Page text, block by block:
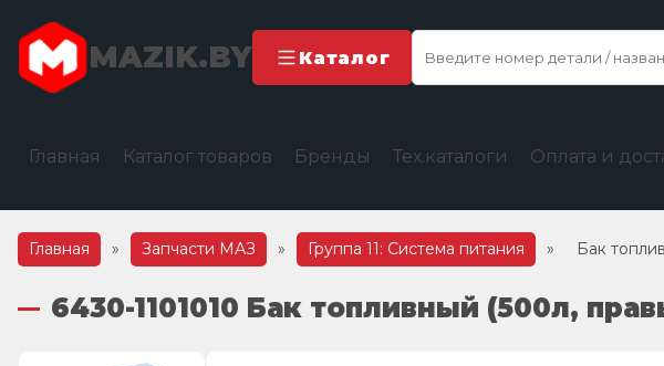
MAZIK.BY Каталог
Главная Каталог товаров Бренды Тех.каталоги Оплата и
Главная » Запчасти МАЗ » Группа 11: Система питания » Бак
6430-1101010 Бак топливный (500л,